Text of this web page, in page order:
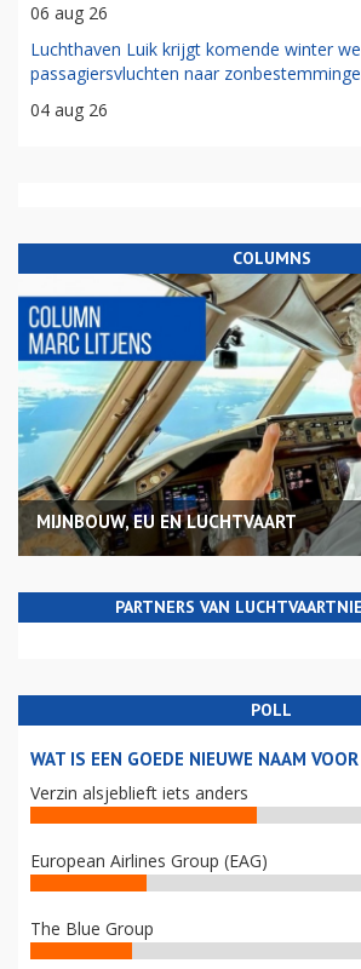
06 aug 26
Luchthaven Luik krijgt komende winter
passagiersvluchten naar
04 aug 26
COLUMNS
MIJNBOUW, EU EN LUCHTVAART
PARTNERS VAN
POLL
WAT IS EEN GOEDE NIEUWE NAAM
Verzin alsjeblieft iets anders
European Airlines Group (EAG)
The Blue Group